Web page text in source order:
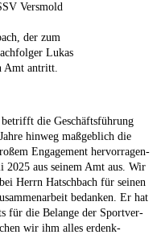
Vers­mold
der zum
Lukas
Amt antritt.
die Geschäfts­füh­rung
hin­weg maß­geb­lich die
Enga­ge­ment her­vor­ra­gen­
2025 aus sei­nem Amt aus. Wir
Herrn Hatsch­bach für sei­nen
bedan­ken. Er hat
für die Belan­ge der Sport­ver­
wir ihm alles erdenk­